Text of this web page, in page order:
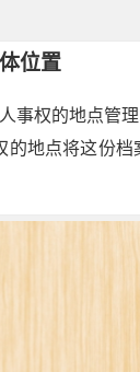
位置
事权的地点管
地点将这份